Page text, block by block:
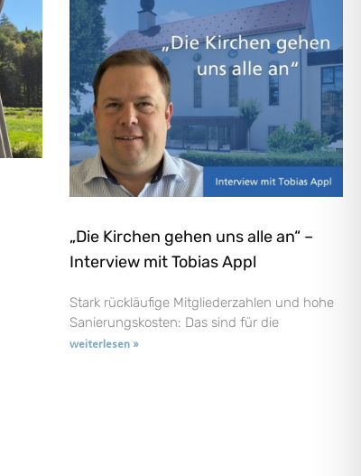
„Die Kirchen gehen uns alle an“ –
Interview mit Tobias Appl
Stark rückläufige Mitgliederzahlen und hohe
Sanierungskosten: Das sind für die
weiterlesen »